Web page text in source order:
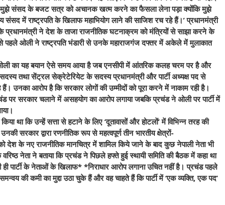
मुझे संसद के बजट सत्र को अचानक खत्म करने का फैसला लेना पड़ा क्योंकि मुझे
संसद में राष्ट्रपति के खिलाफ महाभियोग लाने की साजिश रच रहे हैं।’ प्रधानमंत्री
प्रधानमंत्री ने देश के ताजा राजनीतिक घटनाक्रम को मंत्रियों से साझा करने के
पहले ओली ने राष्ट्रपति भंडारी से उनके महाराजगंज दफ्तर में अकेले में मुलाकात
का यह बयान ऐसे समय आया है जब एनसीपी में आंतरिक कलह चरम पर है और
सदस्य तथा सेंट्रल सेक्रेटेरियेट के सदस्य प्रधानमंत्री और पार्टी अध्यक्ष पद से
उनका आरोप है कि सरकार लोगों की उम्मीदों को पूरा करने में नाकाम रही है।
पर सरकार चलाने में असहयोग का आरोप लगाया जबकि प्रचंड ने ओली पर पार्टी में
था कि उन्हें सत्ता से हटाने के लिए ‘दूतावासों और होटलों’ में विभिन्न तरह की
सरकार द्वारा रणनीतिक रूप से महत्वपूर्ण तीन भारतीय क्षेत्रों-
देश के नए राजनीतिक मानचित्र में शामिल किये जाने के बाद कुछ नेपाली नेता भी
नेता ने बताया कि प्रचंड ने पिछले हफ्ते हुई स्थायी समिति की बैठक में कहा था
ही पार्टी के नेताओं के खिलाफ* *निराधार आरोप लगाना उचित नहीं है। प्रचंड पहले
की कमी का मुद्दा उठा चुके हैं और वह चाहते हैं कि पार्टी में ‘एक व्यक्ति, एक पद’